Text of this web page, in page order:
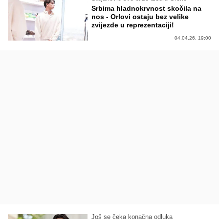
Srbima hladnokrvnost skočila na
nos - Orlovi ostaju bez velike
zvijezde u reprezentaciji!
04.04.26. 19:00
Još se čeka konačna odluka